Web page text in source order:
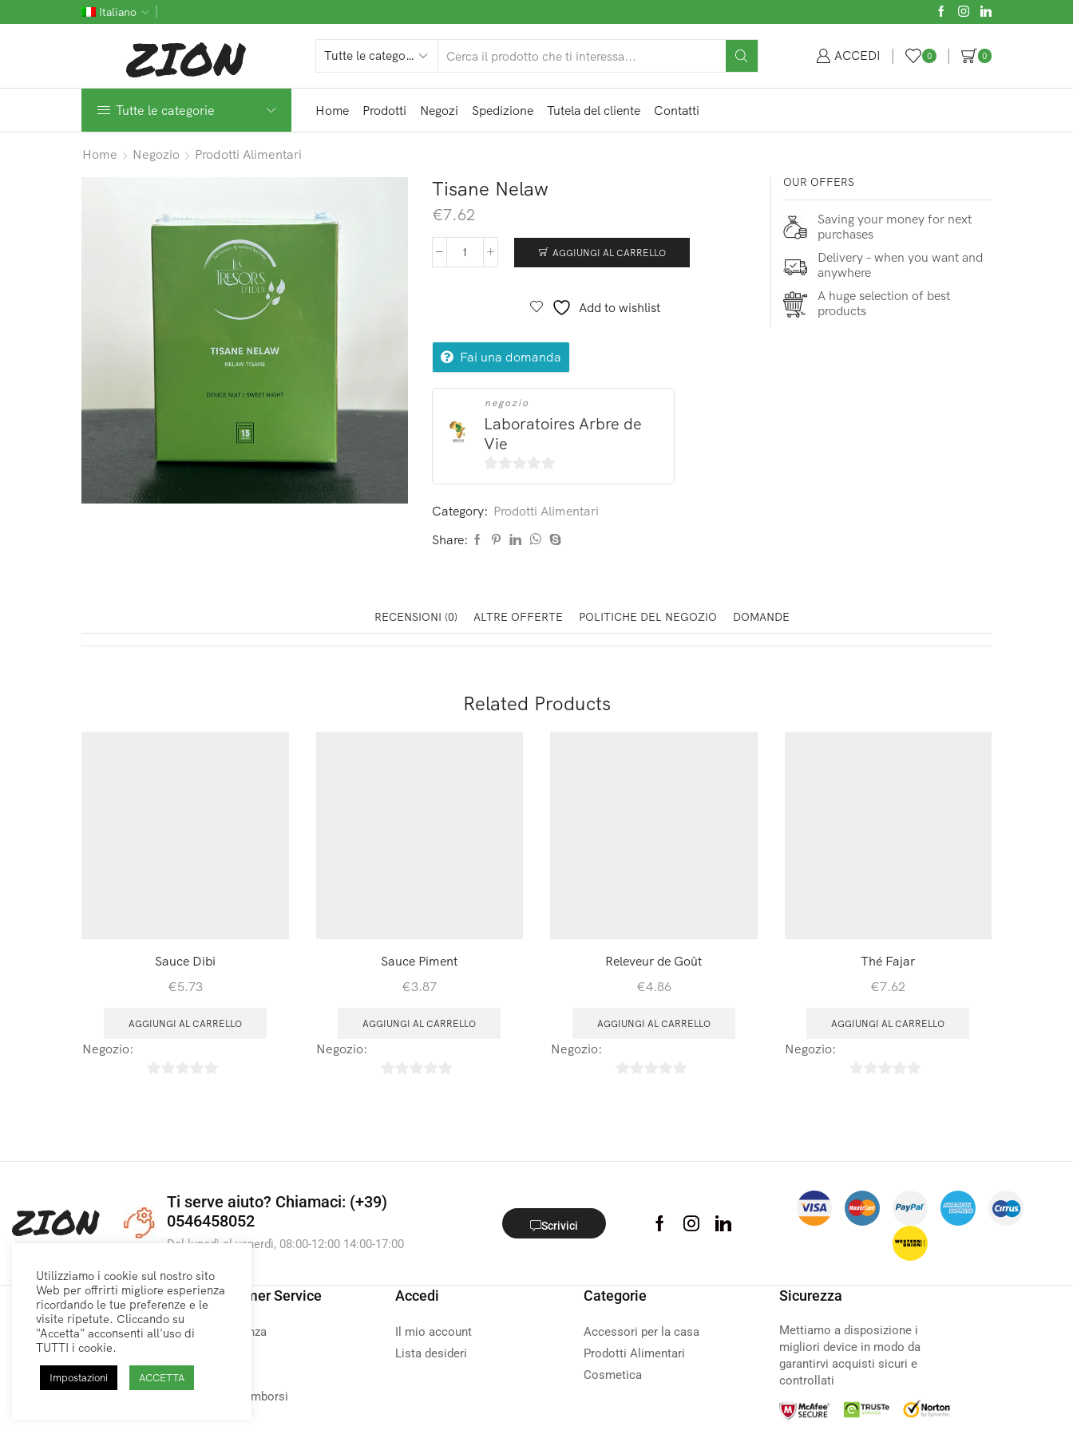
Italiano
ACCEDI 0 0
Tutte le categorie Home Prodotti Negozi Spedizione Tutela del cliente Contatti
Home Negozio Prodotti Alimentari
Tisane Nelaw
€7.62
AGGIUNGI AL CARRELLO
Add to wishlist
Fai una domanda
negozio
Laboratoires Arbre de
Vie
0
Category: Prodotti Alimentari
Share:
OUR OFFERS
Saving your money for next
purchases
Delivery – when you want and
anywhere
A huge selection of best
products
RECENSIONI (0) ALTRE OFFERTE POLITICHE DEL NEGOZIO DOMANDE
Related Products
Sauce Dibi
€5.73
AGGIUNGI AL CARRELLO
Negozio:
Sauce Piment
€3.87
AGGIUNGI AL CARRELLO
Negozio:
Releveur de Goût
€4.86
AGGIUNGI AL CARRELLO
Negozio:
Thé Fajar
€7.62
AGGIUNGI AL CARRELLO
Negozio:
Ti serve aiuto? Chiamaci: (+39)
0546458052
Dal lunedì al venerdì, 08:00-12:00 14:00-17:00
Scrivici
Link utili
Home
Privacy Policy
Spedizione
Customer Service
Assistenza
Resi e rimborsi
Accedi
Il mio account
Lista desideri
Categorie
Accessori per la casa
Prodotti Alimentari
Cosmetica
Sicurezza
Mettiamo a disposizione i
migliori device in modo da
garantirvi acquisti sicuri e
controllati
Utilizziamo i cookie sul nostro sito
Web per offrirti migliore esperienza
ricordando le tue preferenze e le
visite ripetute. Cliccando su
"Accetta" acconsenti all'uso di
TUTTI i cookie.
Impostazioni ACCETTA